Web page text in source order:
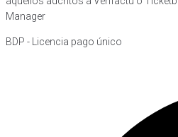
Manager
BDP - Licencia pago único